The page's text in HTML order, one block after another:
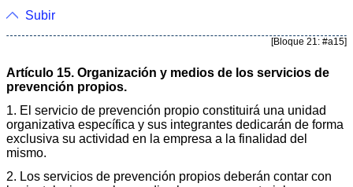
Subir
[Bloque 21: #a15]
Artículo 15. Organización y medios de los servicios de
prevención propios.
1. El servicio de prevención propio constituirá una unidad
organizativa específica y sus integrantes dedicarán de forma
exclusiva su actividad en la empresa a la finalidad del
mismo.
2. Los servicios de prevención propios deberán contar con